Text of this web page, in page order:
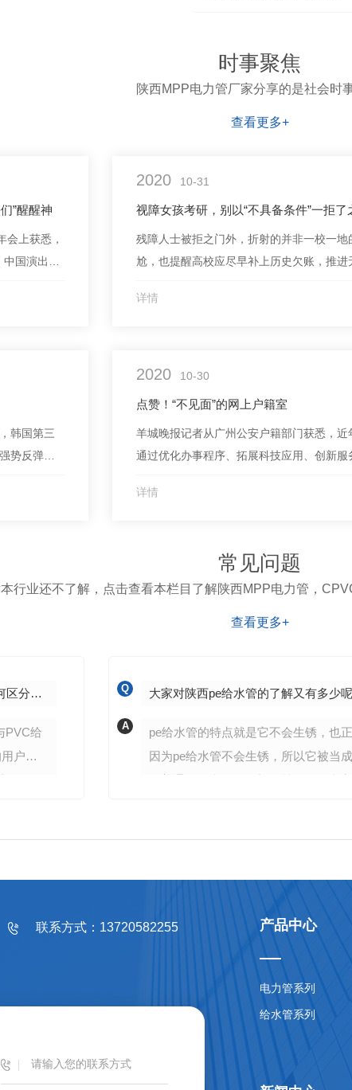
时事聚焦
陕西MPP电力管厂家分享的是社会时
查看更多+
”醒醒神
会上获悉，
国演出行
赏行为管
人打赏三
2020 10-31
视障女孩考研，别以“不具备条件”一拒了
残障人士被拒之门外，折射的并非一校一地
尬，也提醒高校应尽早补上历史欠账，推进
到48小时，视障女孩吴潇仍没确定报考哪所
的高考生。但当她意向报考陕西师范大学心
详情
韩国第三
势反弹，
口锐减给
2020 10-30
点赞！“不见面”的网上户籍室
羊城晚报记者从广州公安户籍部门获悉，近
通过优化办事程序、拓展科技应用、创新服
计到今年年底，80%以上的户政业务都可以通
过去常有的体验。户口迁移、出生登记、户
变更……这...
详情
常见问题
行业还不了解，点击查看本栏目了解陕西MPP电力管，
查看更多+
陕西PE给水管与PVC给水管该如何区分呢？
PVC给
户不
Q 大家对陕西pe给水管的了解又有多少
A
pe给水管的特点就是它不会生锈，也
因为pe给水管不会生锈，所以它被当
联系方式：13720582255 产品中心
电力管系列
给水管系列